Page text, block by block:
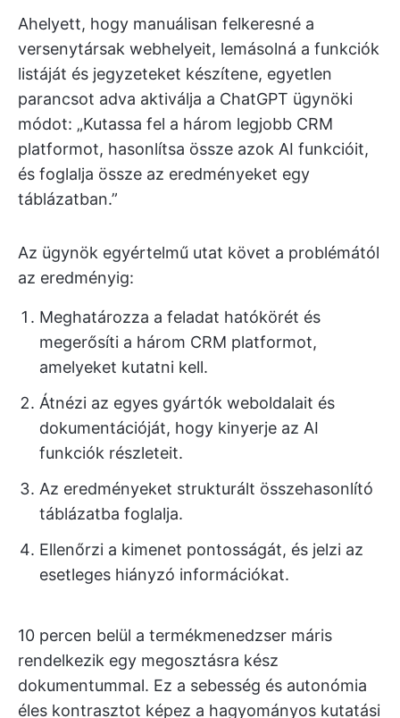
Ahelyett, hogy manuálisan felkeresné a
versenytársak webhelyeit, lemásolná a funkciók
listáját és jegyzeteket készítene, egyetlen
parancsot adva aktiválja a ChatGPT ügynöki
módot: „Kutassa fel a három legjobb CRM
platformot, hasonlítsa össze azok AI funkcióit,
és foglalja össze az eredményeket egy
táblázatban.”
Az ügynök egyértelmű utat követ a problémától
az eredményig:
Meghatározza a feladat hatókörét és
megerősíti a három CRM platformot,
amelyeket kutatni kell.
Átnézi az egyes gyártók weboldalait és
dokumentációját, hogy kinyerje az AI
funkciók részleteit.
Az eredményeket strukturált összehasonlító
táblázatba foglalja.
Ellenőrzi a kimenet pontosságát, és jelzi az
esetleges hiányzó információkat.
10 percen belül a termékmenedzser máris
rendelkezik egy megosztásra kész
dokumentummal. Ez a sebesség és autonómia
éles kontrasztot képez a hagyományos kutatási